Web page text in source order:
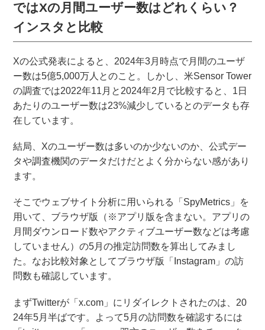
ではXの月間ユーザー数はどれくらい？
インスタと比較
Xの公式発表によると、2024年3月時点で月間のユーザ
ー数は5億5,000万人とのこと。しかし、米Sensor Tower
の調査では2022年11月と2024年2月で比較すると、1日
あたりのユーザー数は23%減少しているとのデータも存
在しています。
結局、Xのユーザー数は多いのか少ないのか、公式デー
タや調査機関のデータだけだとよく分からない感があり
ます。
そこでウェブサイト分析に用いられる「SpyMetrics」を
用いて、ブラウザ版（※アプリ版を含まない。アプリの
月間ダウンロード数やアクティブユーザー数などは考慮
していません）の5月の推定訪問数を算出してみまし
た。なお比較対象としてブラウザ版「Instagram」の訪
問数も確認しています。
まずTwitterが「x.com」にリダイレクトされたのは、20
24年5月半ばです。よって5月の訪問数を確認するには